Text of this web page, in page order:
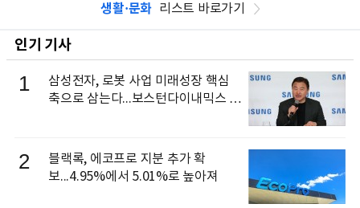
생활·문화 리스트 바로가기
인기 기사
1
삼성전자, 로봇 사업 미래성장 핵심
축으로 삼는다...보스턴다이내믹스 출
2
블랙록, 에코프로 지분 추가 확
보...4.95%에서 5.01%로 높아져